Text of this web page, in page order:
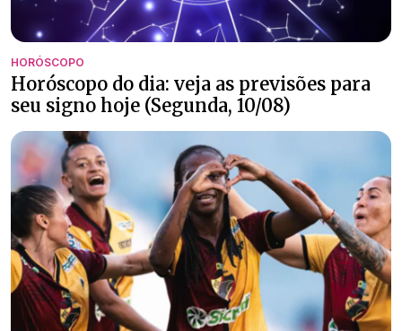
HORÓSCOPO
Horóscopo do dia: veja as previsões para
seu signo hoje (Segunda, 10/08)